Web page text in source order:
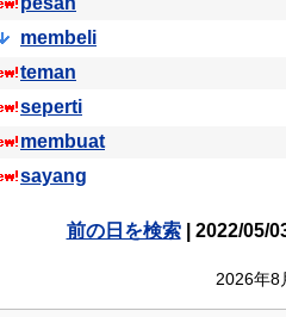
membeli
teman
seperti
membuat
sayang
前の日を検索| 2022/05/
2026年8